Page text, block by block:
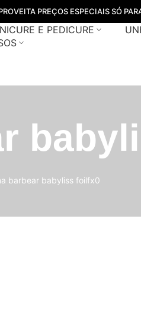
PREÇOS ESPECIAIS SÓ
E PEDICURE
barbear babyliss foilfx0